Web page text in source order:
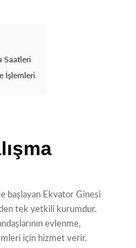
Saatleri
İşlemleri
başlayan Ekvator Ginesi
tek yetkili kurumdur.
evlenme,
için hizmet verir.